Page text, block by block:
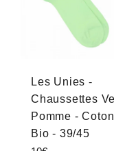
Les Unies -
Chaussettes
Pomme - Coton
Bio - 39/45